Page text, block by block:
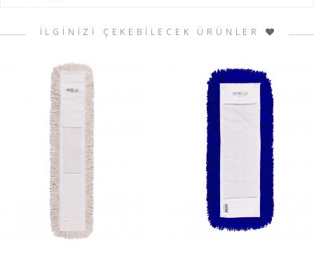
İLGİNİZİ ÇEKEBİLECEK ÜRÜNLER